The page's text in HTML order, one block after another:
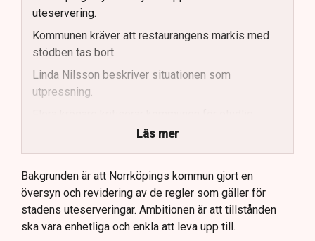
uteservering.
Kommunen kräver att restaurangens markis med
stödben tas bort.
Linda Nilsson beskriver situationen som
utpressning.
Flera krögare kritiserar kommunen för otydlig
Kommunen vill skapa enhetliga regler för
uteserveringar.
Lindas Kula ställer in uteserveringen för
sommaren.
Läs mer
Bakgrunden är att Norrköpings kommun gjort en
översyn och revidering av de regler som gäller för
stadens uteserveringar. Ambitionen är att tillstånden
ska vara enhetliga och enkla att leva upp till.